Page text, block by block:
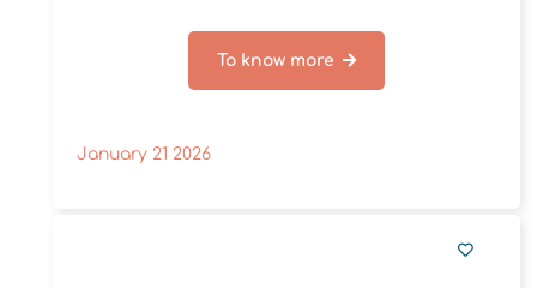
To know more
January 21 2026